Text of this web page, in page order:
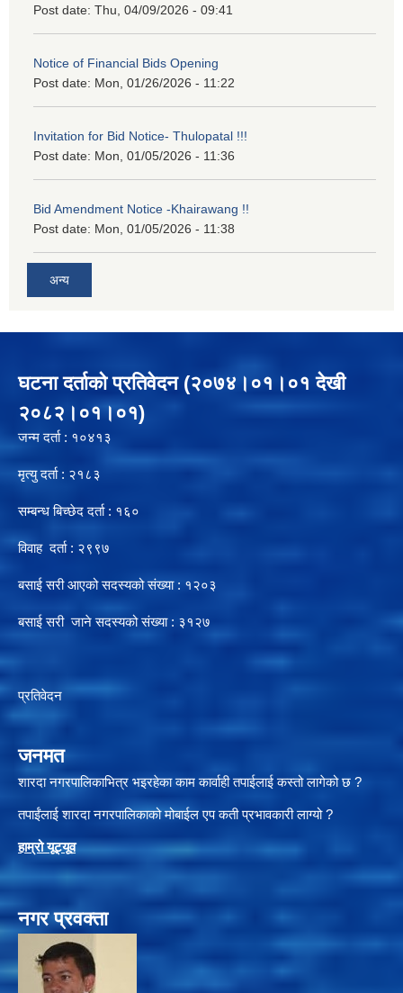
Post date: Thu, 04/09/2026 - 09:41
Notice of Financial Bids Opening
Post date: Mon, 01/26/2026 - 11:22
Invitation for Bid Notice- Thulopatal !!!
Post date: Mon, 01/05/2026 - 11:36
Bid Amendment Notice -Khairawang !!
Post date: Mon, 01/05/2026 - 11:38
अन्य
घटना दर्ताको प्रतिवेदन (२०७४।०१।०१ देखी
२०८२।०१।०१)
जन्म दर्ता : १०४१३
मृत्यु दर्ता : २१८३
सम्बन्ध बिच्छेद दर्ता : १६०
विवाह दर्ता : २९९७
बसाई सरी आएको सदस्यको संख्या : १२०३
बसाई सरी जाने सदस्यको संख्या : ३१२७
प्रतिवेदन
जनमत
शारदा नगरपालिकाभित्र भइरहेका काम कार्वाही तपाईलाई कस्तो लागेको छ ?
तपाईंलाई शारदा नगरपालिकाको मोबाईल एप कती प्रभावकारी लाग्यो ?
हाम्रो यूट्यूव
नगर प्रवक्ता